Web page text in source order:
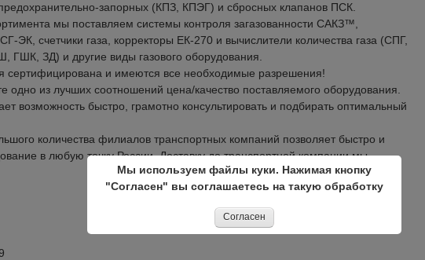
запорных (КПЗ, КПЭГ) и сбросных клапанов ПСК.
мы поставляем системы контроля загазованности САКЗ™,
ЭК, счетчики газа, корректоры ЕК-270 и вычислители количества газа (СПГ,
ГШК, ЗД) и другие виды газового оборудования.
сертифицирована и имеются все необходимые разрешения!
одно из лучших соотношений цена/качество поставляемого оборудования.
возможность быстро, грамотно консультировать и подбирать оптимальный
количества филиалов транспортных компаний позволяет быстро и
в любую точку России. Доставку до транспортной компании мы
Мы используем файлы куки. Нажимая кнопку
"Согласен" вы соглашаетесь на такую обработку
Согласен